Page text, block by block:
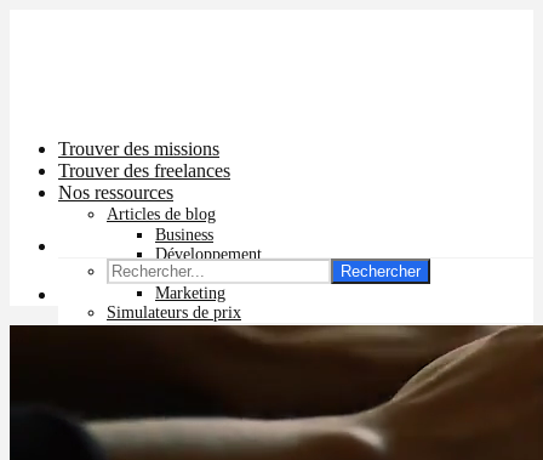
Trouver des missions
Trouver des freelances
Nos ressources
Articles de blog
Business
Développement
Graphisme
Marketing
Simulateurs de prix
Prix app mobile
Prix pub Instagram
Prix logiciel
Prix chatbot
Rechercher